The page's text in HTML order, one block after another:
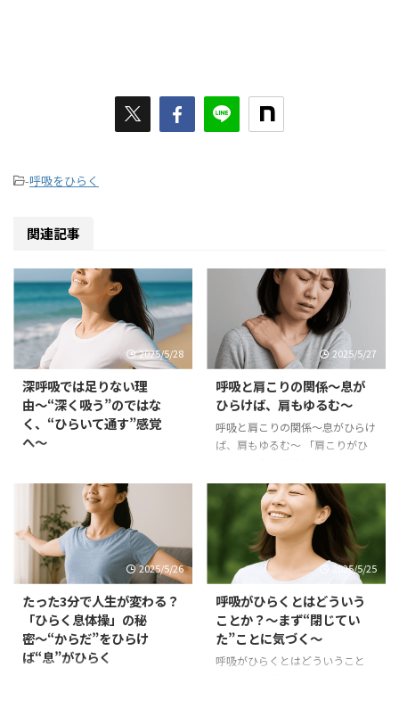
-呼吸をひらく
関連記事
2025/5/28
深呼吸では足りない理
由〜“深く吸う”のではな
く、“ひらいて通す”感覚
へ〜
吸う”のではなく、“ひらいて通
す”感覚へ〜 「よし、リラックス
しよう」 そう思って、深く吸って
みたけれど—— なんだか苦し
い。かえって息がつまる。 そん
な経験、ありませんか？ 実は、
「深呼吸すれば落ち着く」という
のは、必ずしも正解ではないので
す。 呼吸が浅いときに、いきな
り大きく吸おうとすると、 かえ
って息苦しさや緊張感が増すこと
2025/5/27
呼吸と肩こりの関係〜息が
ひらけば、肩もゆるむ〜
呼吸と肩こりの関係〜息がひらけ
ば、肩もゆるむ〜 「肩こりがひ
「肩に力が入っているのは分かる
けど、抜き方が分からない」 そ
んな悩みを持つ人は、実はとても
多いのです。 でも、「肩こり＝
姿勢や筋肉の問題」と思っていま
せんか？ 実はその原因の奥に
は、“閉じた呼吸”があるかもしれ
ません。 肩こりと呼吸の関係。
そして、ひらく息体操でどのよう
に肩がゆるんでいくのか。 この
記事では、呼吸の視点から肩こり
2025/5/26
たった3分で人生が変わる？
「ひらく息体操」の秘
密〜“からだ”をひらけ
ば“息”がひらく
2025/5/25
呼吸がひらくとはどういう
ことか？〜まず“閉じてい
た”ことに気づく〜
呼吸がひらくとはどういうこと